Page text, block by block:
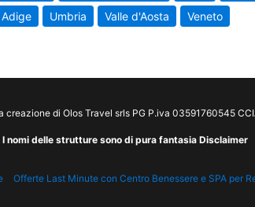
Umbria Valle d'Aosta Veneto
creazione di Olos Travel srls PG P.iva 03591760545
I nomi delle strutture sono di pura fantasia Disclaimer
Offerte Last Minute con Centro Benessere e SPA per